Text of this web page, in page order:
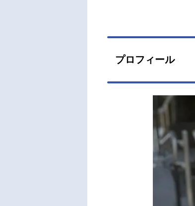
プロフィール